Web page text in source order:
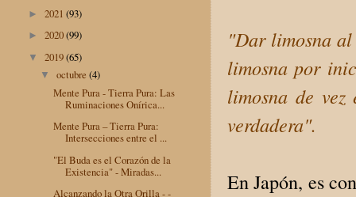
"Dar limosna
limosna por
limosna de
verdadera".
En Japón, es
► 2021 (93)
► 2020(99)
▼ 2019(65)
▼octubre(4)
Mente Pura - Tierra Pura: Las
Ruminaciones Onírica...
Mente Pura – Tierra Pura:
Intersecciones entre el ...
"El Buda es el Corazón de la
Existencia" - Miradas...
Alcanzando la Otra Orilla - -